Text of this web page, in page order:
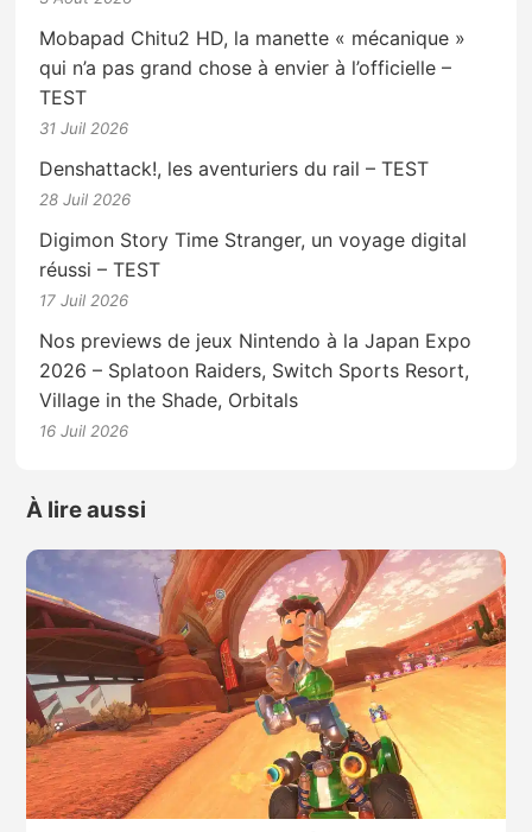
Mobapad Chitu2 HD, la manette « mécanique »
qui n’a pas grand chose à envier à l’officielle –
TEST
31 Juil 2026
Denshattack!, les aventuriers du rail – TEST
28 Juil 2026
Digimon Story Time Stranger, un voyage digital
réussi – TEST
17 Juil 2026
Nos previews de jeux Nintendo à la Japan Expo
2026 – Splatoon Raiders, Switch Sports Resort,
Village in the Shade, Orbitals
16 Juil 2026
À lire aussi